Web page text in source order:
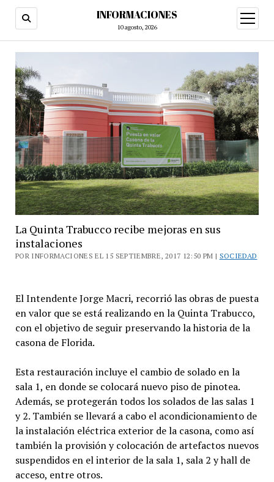
INFORMACIONES
10 agosto, 2026
abrir
menú
La Quinta Trabucco recibe mejoras en sus
instalaciones
POR INFORMACIONES EL 15 SEPTIEMBRE, 2017 12:50 PM | SOCIEDAD
El Intendente Jorge Macri, recorrió las obras de puesta
en valor que se está realizando en la Quinta Trabucco,
con el objetivo de seguir preservando la historia de la
casona de Florida.
Esta restauración incluye el cambio de solado en la
sala 1, en donde se colocará nuevo piso de pinotea.
Además, se protegerán todos los solados de las salas 1
y 2. También se llevará a cabo el acondicionamiento de
la instalación eléctrica exterior de la casona, como así
también la provisión y colocación de artefactos nuevos
suspendidos en el interior de la sala 1, sala 2 y hall de
acceso, entre otros.